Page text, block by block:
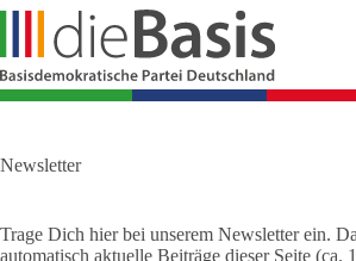
Zum
springen
Newsletter
Trage Dich hier bei unserem Newsletter ein.
automatisch aktuelle Beiträge dieser Seite (ca.